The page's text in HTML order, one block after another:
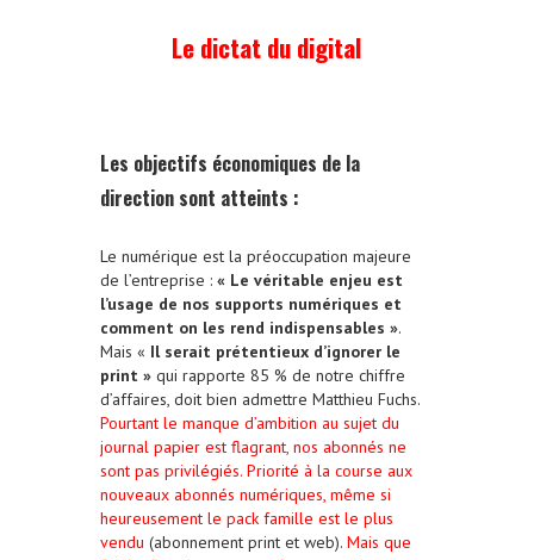
Le dictat du digital
Les objectifs économiques de la
direction sont atteints :
Le numérique est la préoccupation majeure
de l’entreprise : « Le véritable enjeu est
l’usage de nos supports numériques et
comment on les rend indispensables ».
Mais « Il serait prétentieux d’ignorer le
print » qui rapporte 85 % de notre chiffre
d’affaires, doit bien admettre Matthieu Fuchs.
Pourtant le manque d’ambition au sujet du
journal papier est flagrant, nos abonnés ne
sont pas privilégiés. Priorité à la course aux
nouveaux abonnés numériques, même si
heureusement le pack famille est le plus
vendu (abonnement print et web). Mais que